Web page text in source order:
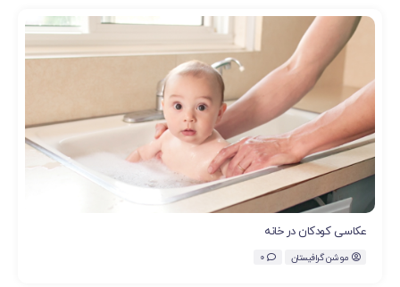
عکاسی کودکان در خانه
موشن گرافیستان 0